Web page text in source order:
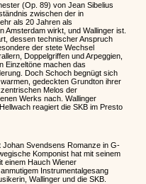
(Op. 89) von Jean Sibelius
zwischen der in
als 20 Jahren als
Amsterdam wirkt, und Wallinger ist.
dessen technischer Anspruch
der stete Wechsel
Doppelgriffen und Arpeggien,
Einzeltöne machen das
Doch Schoch begnügt sich
gedeckten Grundton ihrer
Melos der
Werks nach. Wallinger
reagiert die SKB im Presto
Svendsens Romanze in G-
Komponist hat mit seinem
einem Hauch Wiener
Instrumentalgesang
Wallinger und die SKB.